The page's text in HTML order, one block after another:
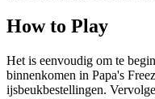
How to Play
Het is eenvoudig om te
binnenkomen in Papa's
ijsbeukbestellingen.